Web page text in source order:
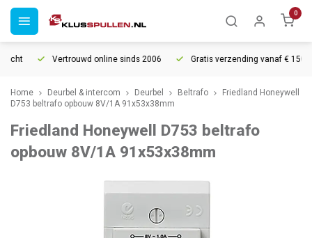
0
Vertrouwd online sinds 2006 Gratis verzending vanaf € 150
Home Deurbel & intercom Deurbel Beltrafo
Friedland Honeywell
D753 beltrafo opbouw 8V/1A 91x53x38mm
Friedland Honeywell D753 beltrafo
opbouw 8V/1A 91x53x38mm